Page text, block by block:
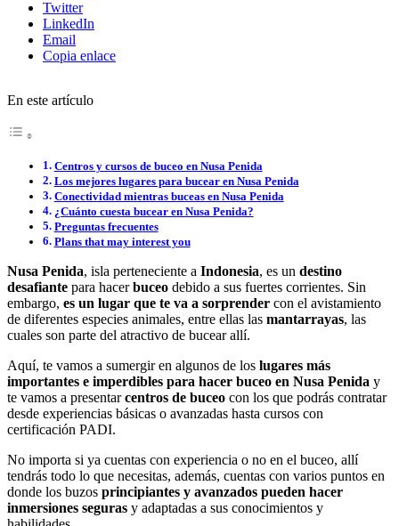
Twitter
LinkedIn
Email
Copia enlace
En este artículo
Centros y cursos de buceo en Nusa Penida
Los mejores lugares para bucear en Nusa Penida
Conectividad mientras buceas en Nusa Penida
¿Cuánto cuesta bucear en Nusa Penida?
Preguntas frecuentes
Plans that may interest you
Nusa Penida, isla perteneciente a Indonesia, es un destino
desafiante para hacerbuceo debido a sus fuertes corrientes. Sin
embargo, es un lugar que te va a sorprender con el avistamiento
de diferentes especies animales, entre ellas las mantarrayas, las
cuales son parte del atractivo de bucear allí.
Aquí, te vamos a sumergir en algunos de los lugares más
importantes e imperdibles para hacer buceo en Nusa Penida y
te vamos a presentarcentros de buceo con los que podrás contratar
desde experiencias básicas o avanzadas hasta cursos con
certificación PADI.
No importa si ya cuentas con experiencia o no en el buceo, allí
tendrás todo lo que necesitas, además, cuentas con varios puntos en
donde los buzos principiantes y avanzados pueden hacer
inmersiones seguras y adaptadas a sus conocimientos y